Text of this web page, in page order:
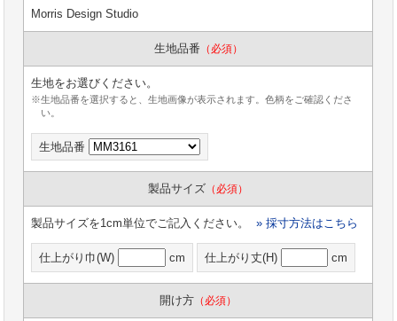
Morris Design Studio
生地品番 （必須）
生地をお選びください。
※生地品番を選択すると、生地画像が表示されます。色柄をご確認くださ
い。
生地品番
製品サイズ （必須）
製品サイズを1cm単位でご記入ください。» 採寸方法はこちら
仕上がり巾(W) cm 仕上がり丈(H) cm
開け方 （必須）